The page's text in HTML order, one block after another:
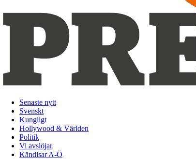
Senaste nytt
Svenskt
Kungligt
Hollywood & Världen
Politik
Vi avslöjar
Kändisar A-Ö